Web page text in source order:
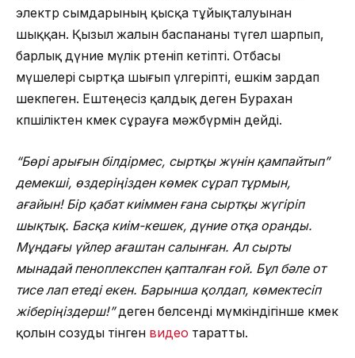
электр сымдарының қысқа тұйықталуынан
шыққан. Қызыл жалын баспананы түгел шарпып,
барлық дүние мүлік өртеніп кетіпті. Отбасы
мүшелері сыртқа шығып үлгеріпті, ешкім зардап
шекпеген. Ештеңесіз қалдық деген Бурахан
көпшіліктен көмек сұрауға мәжбүрмін дейді.
“Бөрі арығын білдірмес, сыртқы жүнін қампайтып”
демекші, өздеріңізден көмек сұрап тұрмын,
ағайын! Бір қабат киіммен ғана сыртқы жүгіріп
шықтық. Басқа киім-кешек, дүние отқа оранды.
Мұндағы үйлер ағаштан салынған. Ал сырты
мынадай пеноплекспен қапталған ғой. Бұл бәле от
тисе лап етеді екен. Барынша қолдап, көмектесіп
жіберіңіздерш!”деген белсенді мүмкіндігінше көмек
қолын созуды өтінген видео таратты.